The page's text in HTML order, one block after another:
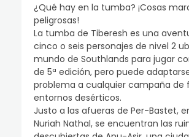
¿Qué hay en la tumba? ¡Cosas
peligrosas!
La tumba de Tiberesh es una
cinco o seis personajes de nivel 2
mundo de Southlands para jugar
de 5ª edición, pero puede
problema a cualquier campaña de
entornos desérticos.
Justo a las afueras de Per-Bastet,
Nuriah Nathal, se encuentran las